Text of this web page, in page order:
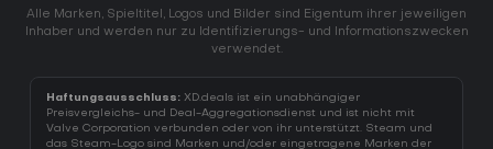
Alle Marken, Spieltitel, Logos und Bilder sind Eigentum ihrer jeweiligen
Inhaber und werden nur zu Identifizierungs- und Informationszwecken
verwendet.
Haftungsausschluss: XD.deals ist ein unabhängiger
Preisvergleichs- und Deal-Aggregationsdienst und ist nicht mit
Valve Corporation verbunden oder von ihr unterstützt. Steam und
das Steam-Logo sind Marken und/oder eingetragene Marken der